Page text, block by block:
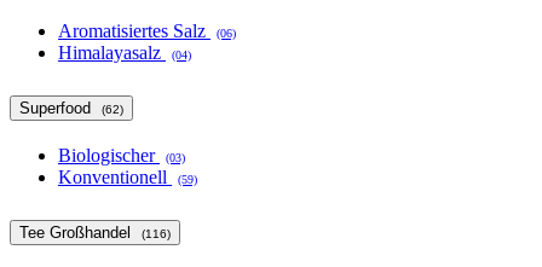
Aromatisiertes Salz (06)
Himalayasalz (04)
Superfood (62)
Biologischer (03)
Konventionell (59)
Tee Großhandel (116)